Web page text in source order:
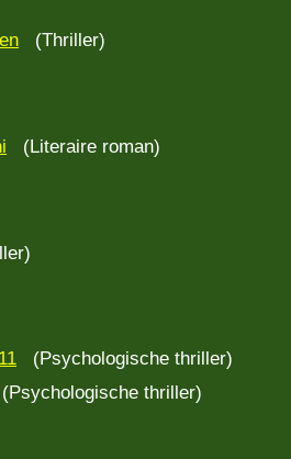
(Thriller)
(Literaire roman)
(Psychologische thriller)
thriller)